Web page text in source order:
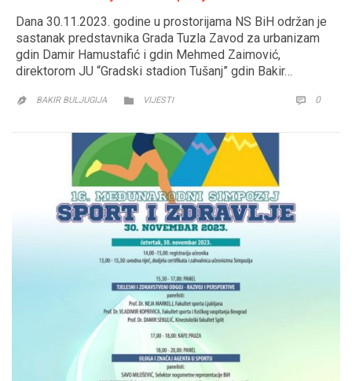
Dana 30.11.2023. godine u prostorijama NS BiH održan je
sastanak predstavnika Grada Tuzla Zavod za urbanizam
gdin Damir Hamustafić i gdin Mehmed Zaimović,
direktorom JU “Gradski stadion Tušanj” gdin Bakir…
 BAKIR BULJUGIJA  CATEGORY
VIJESTI  0